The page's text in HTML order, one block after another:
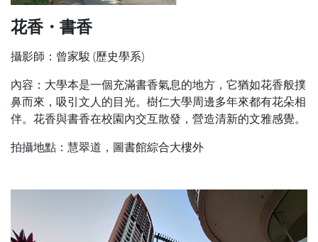
花香・書香
攝影師：曾家駿 (歷史學系)
內容：大學本是一個充滿書香氣息的地方，它猶如花香般撲
鼻而來，吸引文人的目光。樹仁大學周邊多年來都有花朵相
伴。花香與書香在校園內交互散發，營造清新的文雅感覺。
拍攝地點：慧翠道，圖書館綜合大樓外